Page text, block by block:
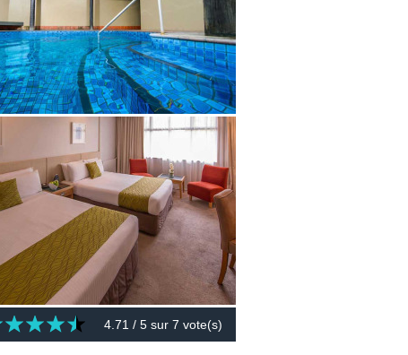
4.71 / 5 sur 7 vote(s)